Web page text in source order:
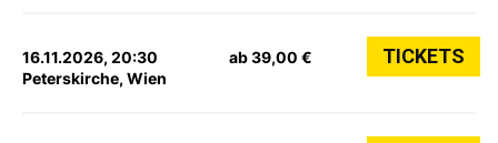
16.11.2026, 20:30
Peterskirche, Wien
ab 39,00 € TICKETS